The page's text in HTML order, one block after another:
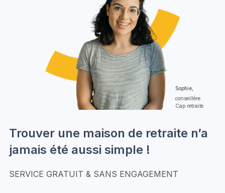
Sophie,
conseillère
Cap retraite
Trouver une maison de retraite n’a
jamais été aussi simple !
SERVICE GRATUIT & SANS ENGAGEMENT